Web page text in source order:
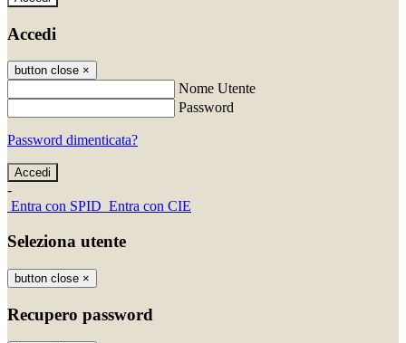
Accedi
button close ×
Nome Utente
Password
Password dimenticata?
-
Entra con SPID Entra con CIE
Seleziona utente
button close ×
Recupero password